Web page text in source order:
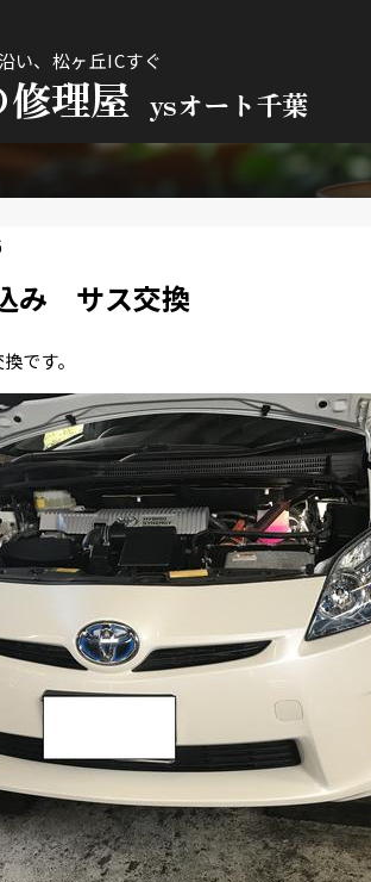
い、松ヶ丘ICすぐ
理屋 ysオート千葉
み サス交換
です。